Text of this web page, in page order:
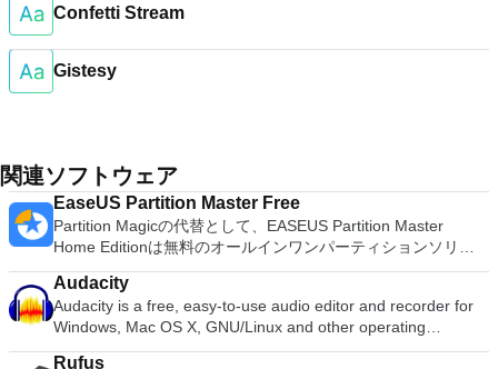
Confetti Stream
Gistesy
関連ソフトウェア
EaseUS Partition Master Free
Partition Magicの代替として、EASEUS Partition Master
Home Editionは無料のオールインワンパーティションソリュ
ーションおよびディスク管理ユーティリティです。パーティシ
ョンの拡張（特にシステムドライブ用）、ディスク領域の管
理、MBRおよびGUIDパーティションテーブル（GPT）ディス
クのディスク領域不足の問題の解決を可能にします。 パーテ
ィションのサイズ変更/移動システムドライブを拡張するディ
Audacity
Audacity is a free, easy-to-use audio editor and recorder for
Windows, Mac OS X, GNU/Linux and other operating
systems. You can use Audacity to: Record live audio. Convert
Rufus